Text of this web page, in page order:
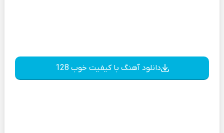
دانلود آهنگ با کیفیت خوب 128